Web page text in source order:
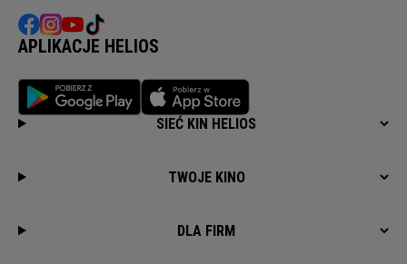
APLIKACJE HELIOS
SIEĆ KIN HELIOS
TWOJE KINO
DLA FIRM